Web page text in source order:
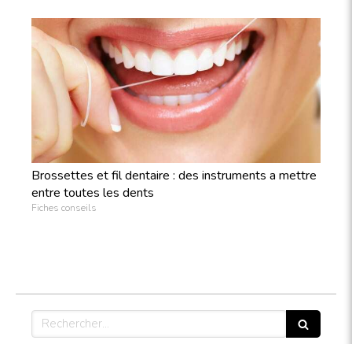
Brossettes et fil dentaire : des instruments a mettre
entre toutes les dents
Fiches conseils
Rechercher